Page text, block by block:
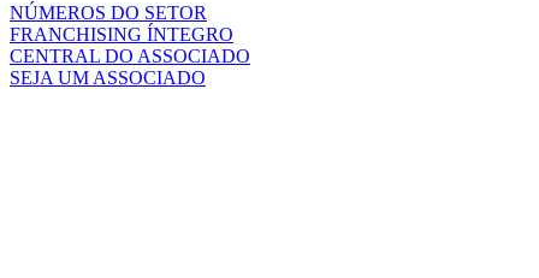
NÚMEROS DO SETOR
FRANCHISING ÍNTEGRO
CENTRAL DO ASSOCIADO
SEJA UM ASSOCIADO